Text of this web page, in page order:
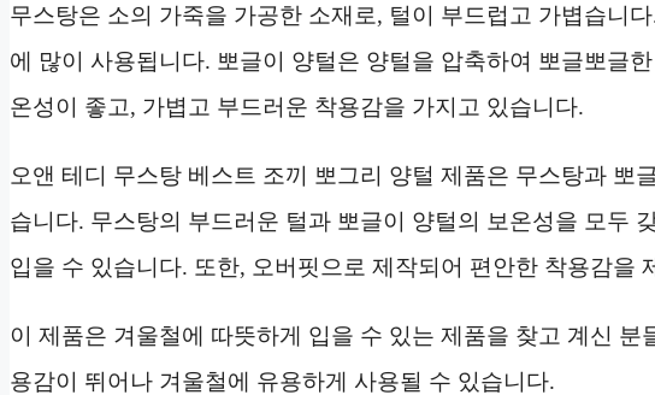
무스탕은 소의 가죽을 가공한 소재로, 털이 부드럽고 가볍습니
에 많이 사용됩니다. 뽀글이 양털은 양털을 압축하여 뽀글뽀글
온성이 좋고, 가볍고 부드러운 착용감을 가지고 있습니다.
오앤 테디 무스탕 베스트 조끼 뽀그리 양털 제품은 무스탕과 뽀
습니다. 무스탕의 부드러운 털과 뽀글이 양털의 보온성을 모두
입을 수 있습니다. 또한, 오버핏으로 제작되어 편안한 착용감을
이 제품은 겨울철에 따뜻하게 입을 수 있는 제품을 찾고 계신 분
용감이 뛰어나 겨울철에 유용하게 사용될 수 있습니다.